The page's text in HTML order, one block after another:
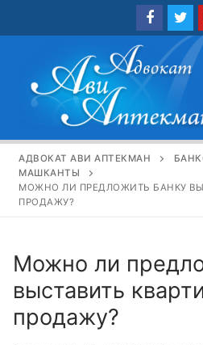
Найти:
АДВОКАТ АВИ АПТЕКМАН
МАШКАНТЫ
МОЖНО ЛИ ПРЕДЛОЖИТЬ БАНКУ
ПРОДАЖУ?
Можно ли
выставить
продажу?